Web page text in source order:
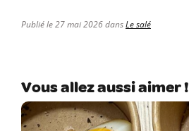
Publié le 27 mai 2026 dansLe salé
Vous allez aussi aimer !